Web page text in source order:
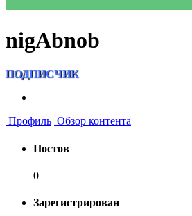
nigAbnob
ПОДПИСЧИК
Профиль Обзор контента
Постов
0
Зарегистрирован